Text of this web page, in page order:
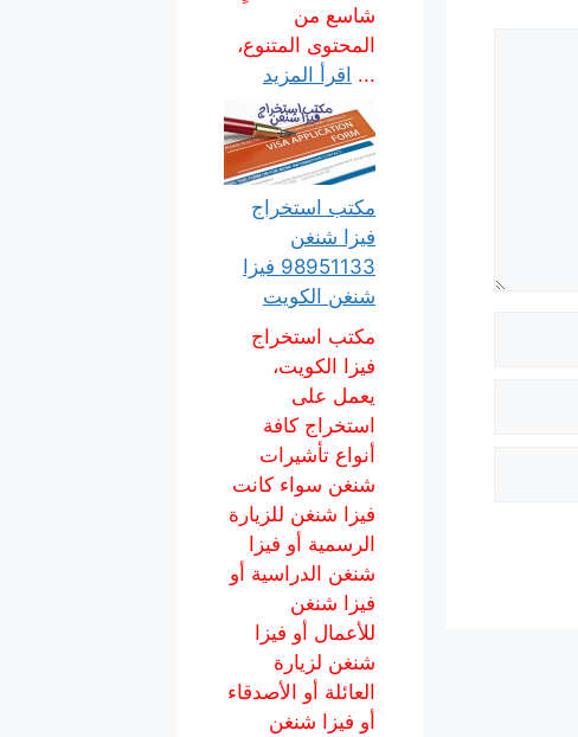
شاسع من
المحتوى المتنوع،
... اقرأ المزيد
مكتب استخراج
فيزا شنغن
98951133 فيزا
شنغن الكويت
مكتب استخراج
فيزا الكويت،
يعمل على
استخراج كافة
أنواع تأشيرات
شنغن سواء كانت
فيزا شنغن للزيارة
الرسمية أو فيزا
شنغن الدراسية أو
فيزا شنغن
للأعمال أو فيزا
شنغن لزيارة
العائلة أو الأصدقاء
أو فيزا شنغن